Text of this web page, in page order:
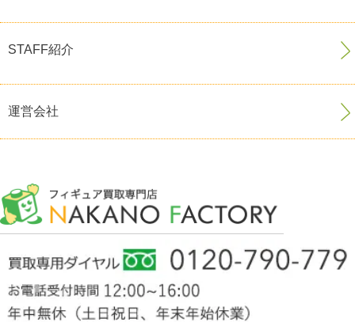
STAFF紹介
運営会社